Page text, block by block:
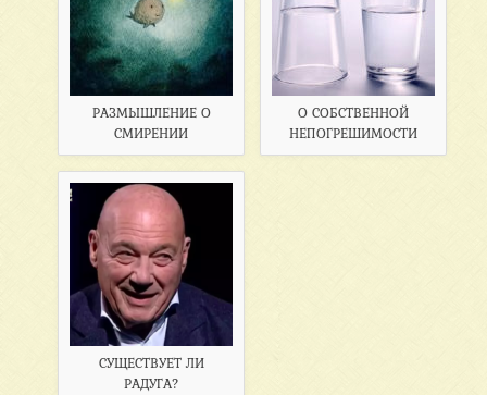
РАЗМЫШЛЕНИЕ О
СМИРЕНИИ
О СОБСТВЕННОЙ
НЕПОГРЕШИМОСТИ
СУЩЕСТВУЕТ ЛИ
РАДУГА?